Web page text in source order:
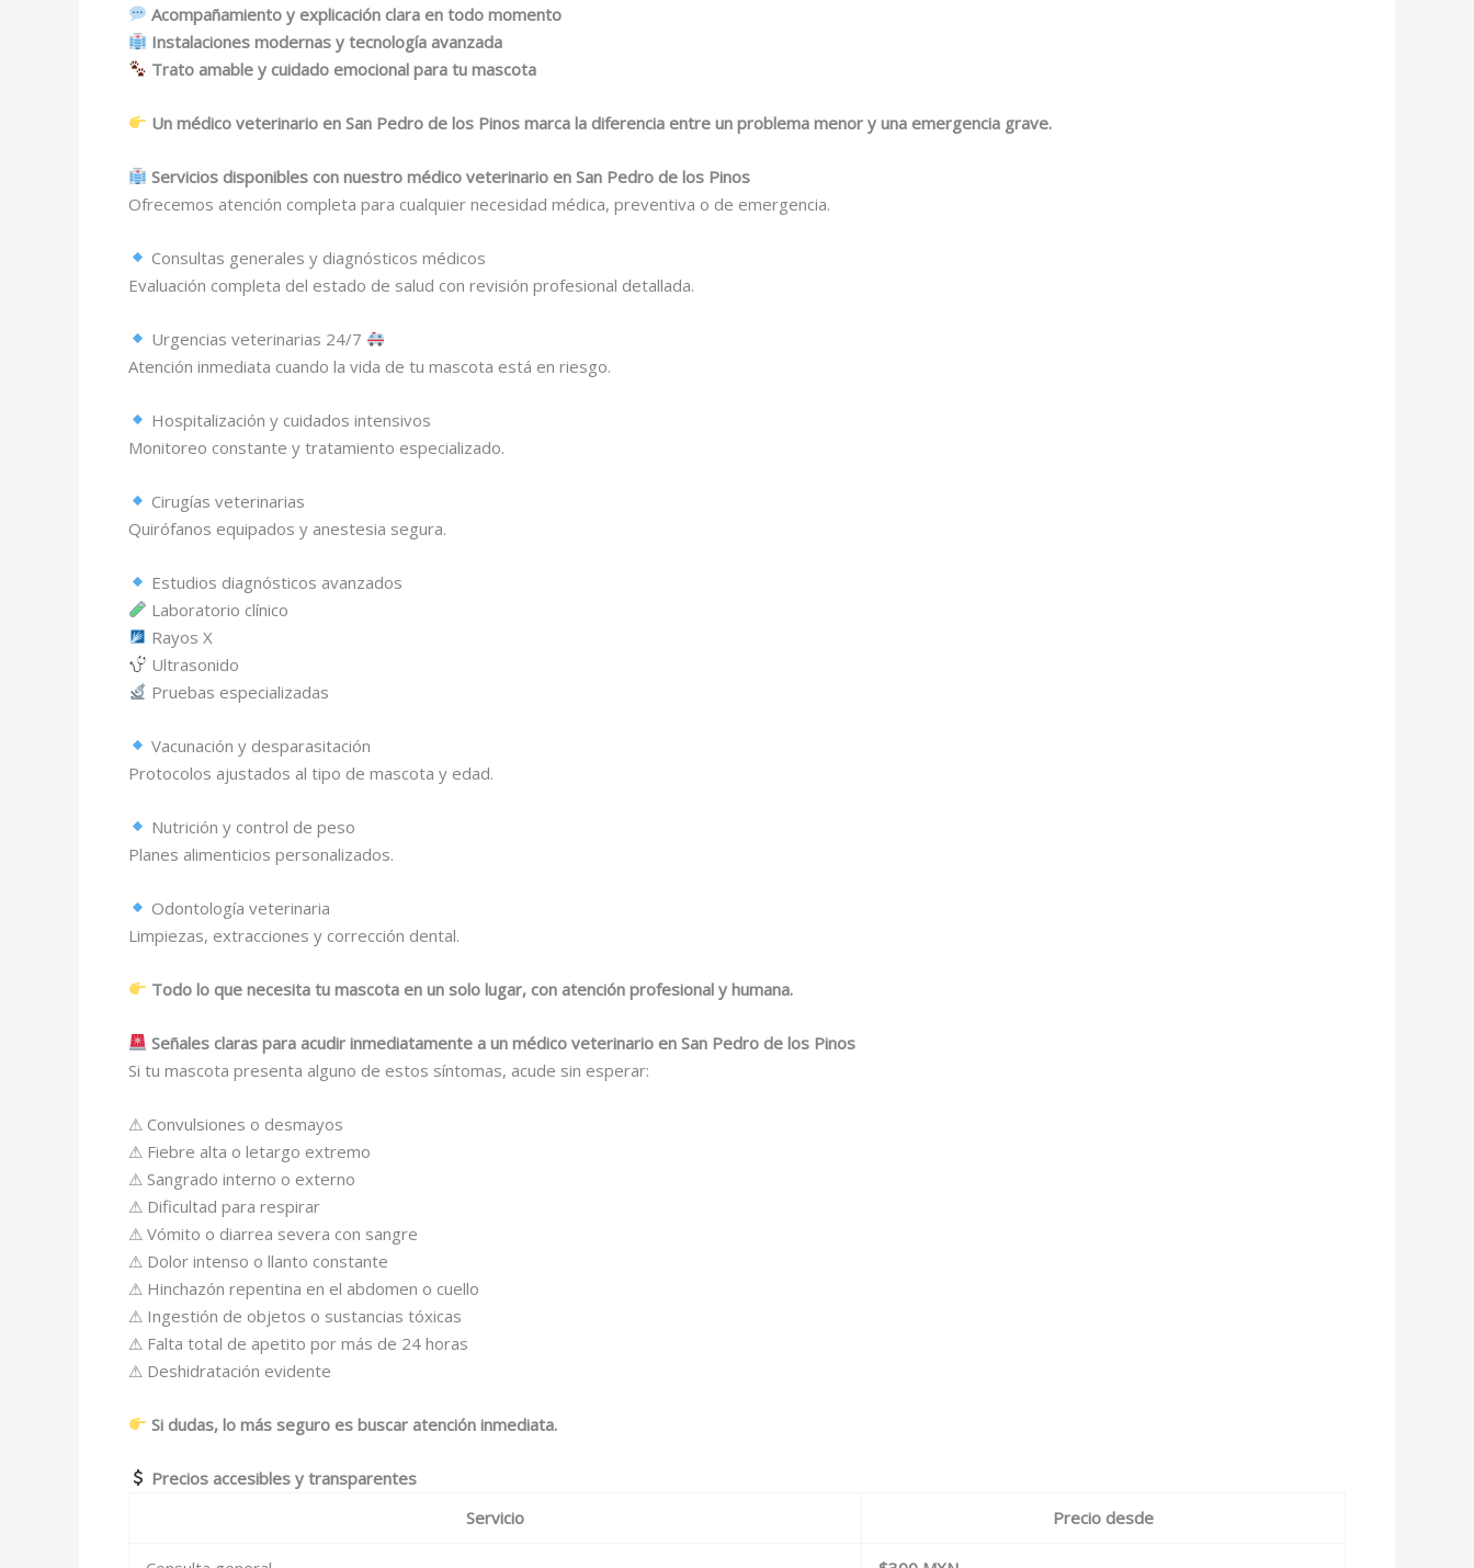
Acompañamiento y explicación clara en todo momento
Instalaciones modernas y tecnología avanzada
Trato amable y cuidado emocional para tu mascota
Un médico veterinario en San Pedro de los Pinos marca la diferencia entre un problema menor y una emergencia grave.
Servicios disponibles con nuestro médico veterinario en San Pedro de los Pinos
Ofrecemos atención completa para cualquier necesidad médica, preventiva o de emergencia.
Consultas generales y diagnósticos médicos
Evaluación completa del estado de salud con revisión profesional detallada.
Urgencias veterinarias 24/7
Atención inmediata cuando la vida de tu mascota está en riesgo.
Hospitalización y cuidados intensivos
Monitoreo constante y tratamiento especializado.
Cirugías veterinarias
Quirófanos equipados y anestesia segura.
Estudios diagnósticos avanzados
Laboratorio clínico
Rayos X
Ultrasonido
Pruebas especializadas
Vacunación y desparasitación
Protocolos ajustados al tipo de mascota y edad.
Nutrición y control de peso
Planes alimenticios personalizados.
Odontología veterinaria
Limpiezas, extracciones y corrección dental.
Todo lo que necesita tu mascota en un solo lugar, con atención profesional y humana.
Señales claras para acudir inmediatamente a un médico veterinario en San Pedro de los Pinos
Si tu mascota presenta alguno de estos síntomas, acude sin esperar:
⚠ Convulsiones o desmayos
⚠ Fiebre alta o letargo extremo
⚠ Sangrado interno o externo
⚠ Dificultad para respirar
⚠ Vómito o diarrea severa con sangre
⚠ Dolor intenso o llanto constante
⚠ Hinchazón repentina en el abdomen o cuello
⚠ Ingestión de objetos o sustancias tóxicas
⚠ Falta total de apetito por más de 24 horas
⚠ Deshidratación evidente
Si dudas, lo más seguro es buscar atención inmediata.
Precios accesibles y transparentes
Servicio
Precio desde